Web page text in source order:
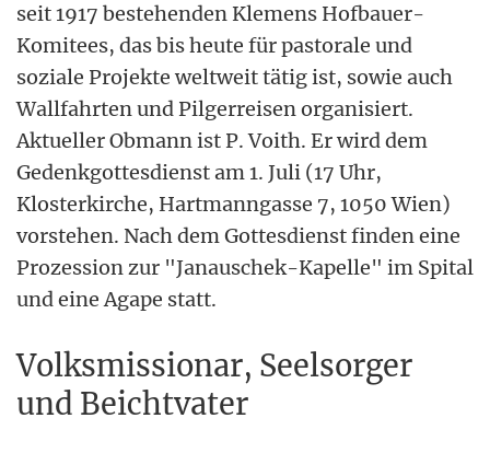
seit 1917 bestehenden Klemens Hofbauer-
Komitees, das bis heute für pastorale und
soziale Projekte weltweit tätig ist, sowie auch
Wallfahrten und Pilgerreisen organisiert.
Aktueller Obmann ist P. Voith. Er wird dem
Gedenkgottesdienst am 1. Juli (17 Uhr,
Klosterkirche, Hartmanngasse 7, 1050 Wien)
vorstehen. Nach dem Gottesdienst finden eine
Prozession zur "Janauschek-Kapelle" im Spital
und eine Agape statt.
Volksmissionar, Seelsorger
und Beichtvater